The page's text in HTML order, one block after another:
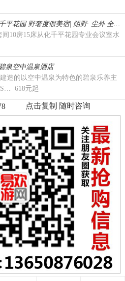
平花园 野奢度假美宿| 陌野· 尘外 全套
间10房15床从化千平花园专业会议室水
泉空中温泉酒店
造的以空中温泉为特色的碧泉乐养主
618元起
点击复制 随时咨询